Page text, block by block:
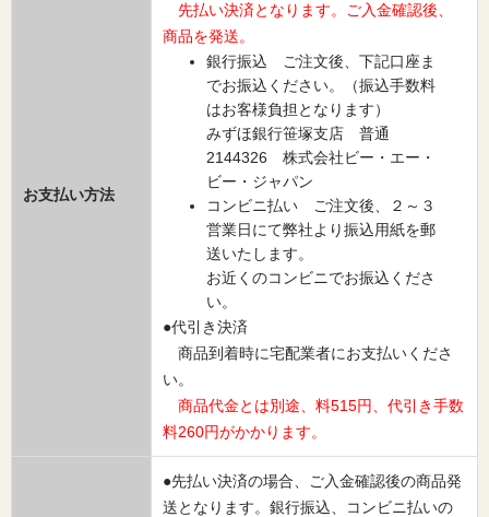
お支払い方法
先払い決済となります。ご入金確認後、
商品を発送。
銀行振込 ご注文後、下記口座ま
でお振込ください。（振込手数料
はお客様負担となります）
みずほ銀行笹塚支店 普通
2144326 株式会社ビー・エー・
ビー・ジャパン
コンビニ払い ご注文後、２～３
営業日にて弊社より振込用紙を郵
送いたします。
お近くのコンビニでお振込くださ
い。
●代引き決済
商品到着時に宅配業者にお支払いくださ
い。
商品代金とは別途、料515円、代引き手数
料260円がかかります。
●先払い決済の場合、ご入金確認後の商品発
送となります。銀行振込、コンビニ払いの